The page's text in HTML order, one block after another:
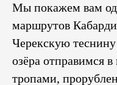
Мы покажем вам
маршрутов
Черекскую
озёра отправимся
тропами,